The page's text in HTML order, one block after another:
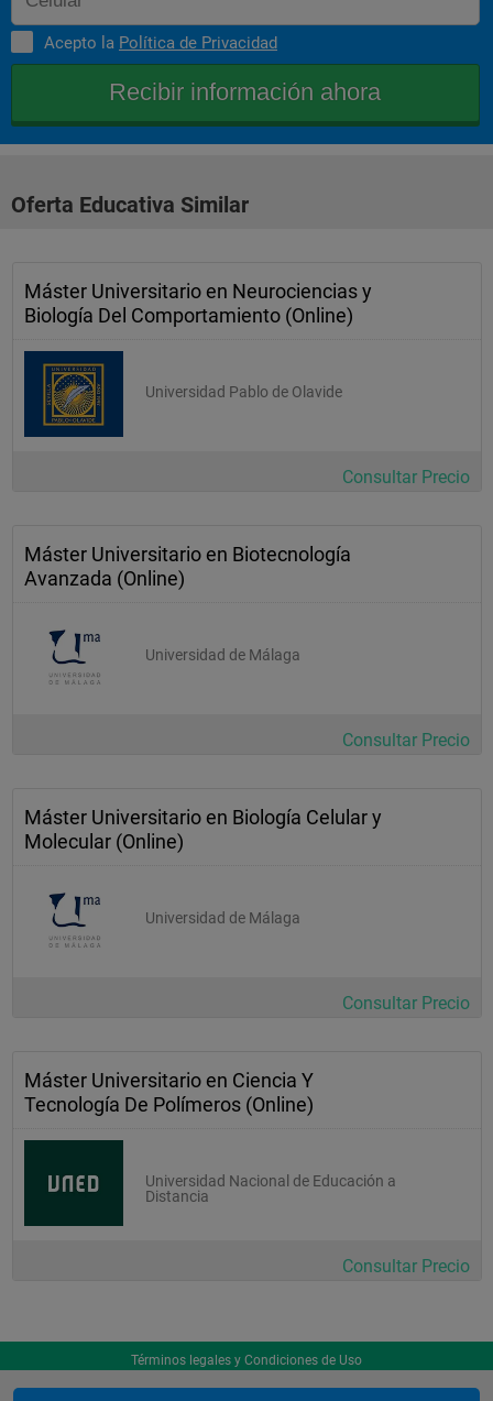
Acepto la Política de Privacidad
Oferta Educativa Similar
Máster Universitario en Neurociencias y
Biología Del Comportamiento (Online)
Universidad Pablo de Olavide
Consultar Precio
Máster Universitario en Biotecnología
Avanzada (Online)
Universidad de Málaga
Consultar Precio
Máster Universitario en Biología Celular y
Molecular (Online)
Universidad de Málaga
Consultar Precio
Máster Universitario en Ciencia Y
Tecnología De Polímeros (Online)
Universidad Nacional de Educación a
Distancia
Consultar Precio
Términos legales y Condiciones de Uso